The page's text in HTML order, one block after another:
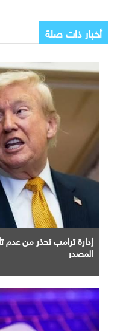
أخبار ذات صلة
إدارة ترامب تحذر من عدم
المصدر